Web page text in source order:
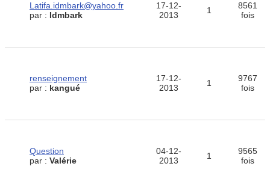
Latifa.idmbark@yahoo.fr
par : Idmbark
17-12-
2013
1
8561
fois
renseignement
par : kangué
17-12-
2013
1
9767
fois
Question
par : Valérie
04-12-
2013
1
9565
fois